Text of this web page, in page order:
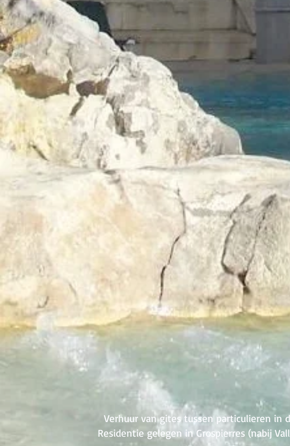
Verhuur van gites tussen particulieren in
Residentie gelegen in Grospierres (nabij